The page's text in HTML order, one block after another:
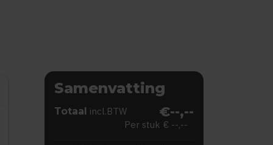
Samenvatting
Totaal incl.BTW €--,--
Per stuk € --,--